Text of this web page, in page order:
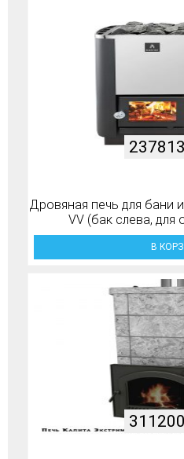
Дровяная печь для бани
VV (бак слева,
В